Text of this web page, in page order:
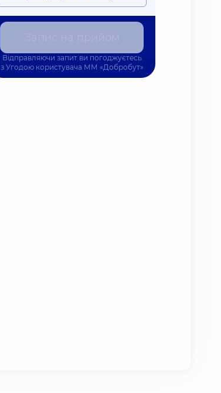
Відправляючи запит ви погоджуєтесь
з Угодою користувача ММ «Добробут»